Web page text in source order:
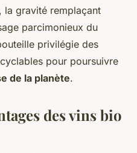
la gravité remplaçant
parcimonieux du
privilégie des
pour poursuivre
de la planète.
des vins bio